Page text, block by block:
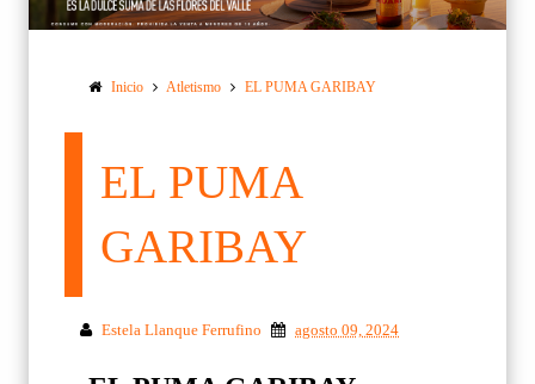
Inicio Atletismo EL PUMA GARIBAY
EL PUMA
GARIBAY
Estela Llanque Ferrufino agosto 09, 2024